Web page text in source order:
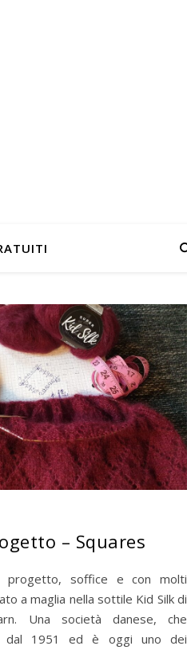
– Squares
progetto, soffice e con molti
a maglia nella sottile Kid Silk di
Una società danese, che
dal 1951 ed è oggi uno dei